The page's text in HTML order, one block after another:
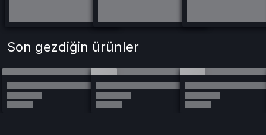
Son gezdiğin ürünler